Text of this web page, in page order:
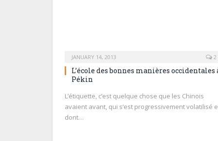
JANUARY 14, 2013 2
L’école des bonnes manières occidentales
Pékin
L’étiquette, c’est quelque chose que les Chinois
avaient avant, qui s’est progressivement volatilisé
dont…